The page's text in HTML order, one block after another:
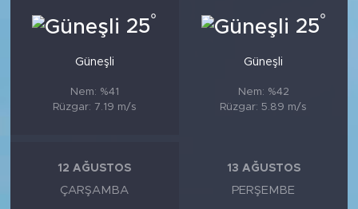
25°
Güneşli
Nem: %41
Rüzgar: 7.19 m/s
25°
Güneşli
Nem: %42
Rüzgar: 5.89 m/s
12 AĞUSTOS
ÇARŞAMBA
13 AĞUSTOS
PERŞEMBE